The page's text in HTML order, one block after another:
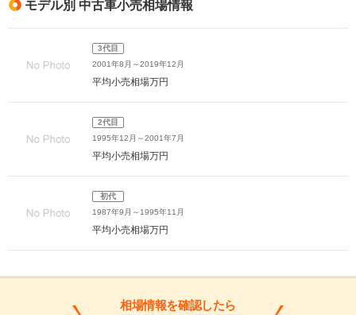
モデル別 中古車小売相場情報
3代目
2001年8月～2019年12月
平均小売相場万円
2代目
1995年12月～2001年7月
平均小売相場万円
初代
1987年9月～1995年11月
平均小売相場万円
相場情報を確認したら